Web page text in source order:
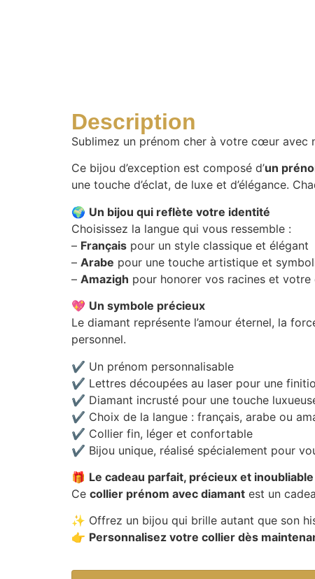
Description
Sublimez un prénom cher à votre cœur avec
Ce bijou d’exception est composé d’un
une touche d’éclat, de luxe et d’élégance.
🌍 Un bijou qui reflète votre identité
Choisissez la langue qui vous ressemble :
– Français pour un style classique et élégant
– Arabe pour une touche artistique et
– Amazigh pour honorer vos racines et votre
💖 Un symbole précieux
Le diamant représente l’amour éternel, la
personnel.
✔️ Un prénom personnalisable
✔️ Lettres découpées au laser pour une
✔️ Diamant incrusté pour une touche
✔️ Choix de la langue : français, arabe ou
✔️ Collier fin, léger et confortable
✔️ Bijou unique, réalisé spécialement pour
🎁 Le cadeau parfait, précieux et inoubliable
Ce collier prénom avec diamant est un
✨ Offrez un bijou qui brille autant que son
👉 Personnalisez votre collier dès